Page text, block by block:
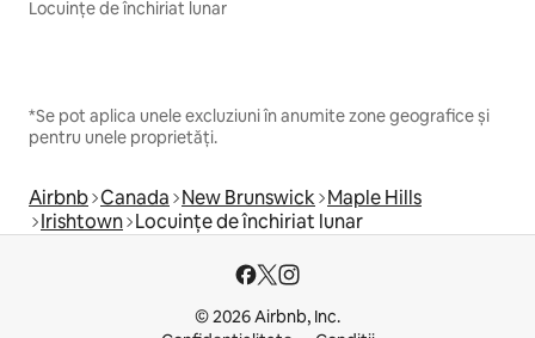
Locuințe de închiriat lunar
*Se pot aplica unele excluziuni în anumite zone geografice și
pentru unele proprietăți.
Airbnb Canada New Brunswick Maple Hills
Irishtown Locuințe de închiriat lunar
© 2026 Airbnb, Inc.